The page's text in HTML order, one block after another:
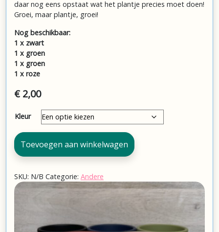
daar nog eens opstaat wat het plantje precies moet doen!
Groei, maar plantje, groei!
Nog beschikbaar:
1 x zwart
1 x groen
1 x groen
1 x roze
€2,00
Kleur
Bloempotje
aantal
Toevoegen aan winkelwagen
SKU: N/B Categorie: Andere